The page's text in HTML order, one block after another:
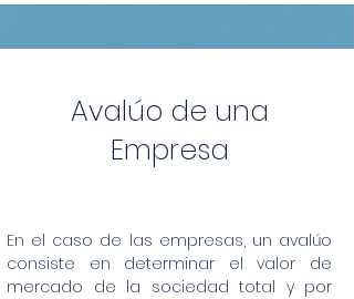
Avalúo de una
Empresa
En el caso de las empresas, un avalúo
consiste en determinar el valor de
mercado de la sociedad total y por